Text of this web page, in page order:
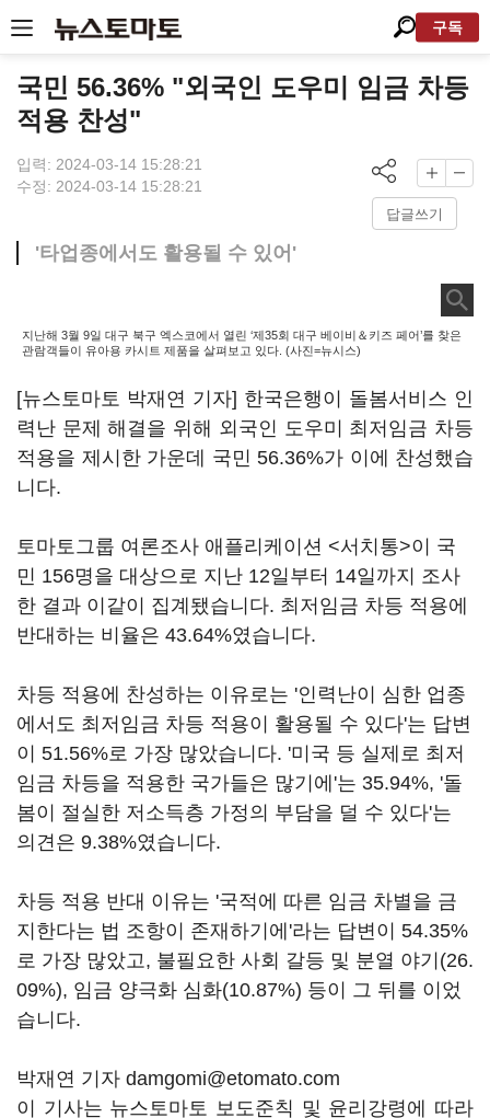
구독
국민 56.36% "외국인 도우미 임금 차등
적용 찬성"
입력: 2024-03-14 15:28:21
수정: 2024-03-14 15:28:21
답글쓰기
'타업종에서도 활용될 수 있어'
지난해 3월 9일 대구 북구 엑스코에서 열린 ‘제35회 대구 베이비＆키즈 페어’를 찾은
관람객들이 유아용 카시트 제품을 살펴보고 있다. (사진=뉴시스)
[뉴스토마토 박재연 기자] 한국은행이 돌봄서비스 인
력난 문제 해결을 위해 외국인 도우미 최저임금 차등
적용을 제시한 가운데 국민 56.36%가 이에 찬성했습
니다.
토마토그룹 여론조사 애플리케이션 <서치통>이 국
민 156명을 대상으로 지난 12일부터 14일까지 조사
한 결과 이같이 집계됐습니다. 최저임금 차등 적용에
반대하는 비율은 43.64%였습니다.
차등 적용에 찬성하는 이유로는 '인력난이 심한 업종
에서도 최저임금 차등 적용이 활용될 수 있다'는 답변
이 51.56%로 가장 많았습니다. '미국 등 실제로 최저
임금 차등을 적용한 국가들은 많기에'는 35.94%, '돌
봄이 절실한 저소득층 가정의 부담을 덜 수 있다'는
의견은 9.38%였습니다.
차등 적용 반대 이유는 '국적에 따른 임금 차별을 금
지한다는 법 조항이 존재하기에'라는 답변이 54.35%
로 가장 많았고, 불필요한 사회 갈등 및 분열 야기(26.
09%), 임금 양극화 심화(10.87%) 등이 그 뒤를 이었
습니다.
박재연 기자 damgomi@etomato.com
이 기사는 뉴스토마토 보도준칙 및 윤리강령에 따라